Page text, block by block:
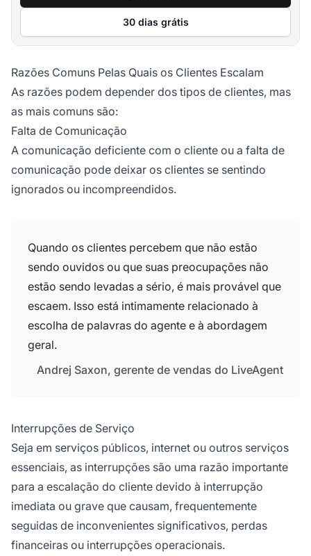
30 dias grátis
Razões Comuns Pelas Quais os Clientes Escalam
As razões podem depender dos tipos de clientes, mas
as mais comuns são:
Falta de Comunicação
A comunicação deficiente com o cliente ou a falta de
comunicação pode deixar os clientes se sentindo
ignorados ou incompreendidos.
Quando os clientes percebem que não estão
sendo ouvidos ou que suas preocupações não
estão sendo levadas a sério, é mais provável que
escaem. Isso está intimamente relacionado à
escolha de palavras do agente e à abordagem
geral.
Andrej Saxon, gerente de vendas do LiveAgent
Interrupções de Serviço
Seja em serviços públicos, internet ou outros serviços
essenciais, as interrupções são uma razão importante
para a escalação do cliente devido à interrupção
imediata ou grave que causam, frequentemente
seguidas de inconvenientes significativos, perdas
financeiras ou interrupções operacionais.